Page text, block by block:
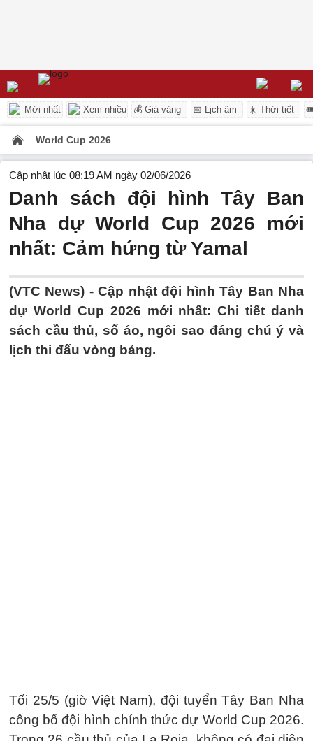
Mới nhất Xem nhiều 💰 Giá vàng 📅 Lịch âm ☀️ Thời tiết
World Cup 2026
Cập nhật lúc 08:19 AM ngày 02/06/2026
Danh sách đội hình Tây Ban
Nha dự World Cup 2026 mới
nhất: Cảm hứng từ Yamal
(VTC News) -Cập nhật đội hình Tây Ban Nha
dự World Cup 2026 mới nhất: Chi tiết danh
sách cầu thủ, số áo, ngôi sao đáng chú ý và
lịch thi đấu vòng bảng.
Tối 25/5 (giờ Việt Nam), đội tuyển Tây Ban Nha
công bố đội hình chính thức dự World Cup 2026.